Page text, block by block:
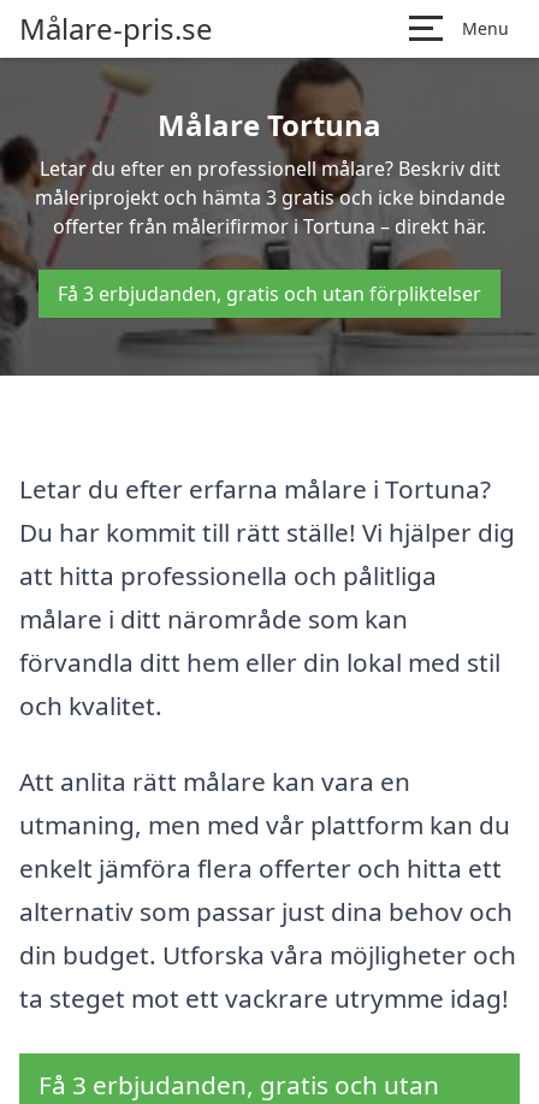
Målare-pris.se Menu
Målare Tortuna
Letar du efter en professionell målare? Beskriv ditt
måleriprojekt och hämta 3 gratis och icke bindande
offerter från målerifirmor i Tortuna – direkt här.
Få 3 erbjudanden, gratis och utan förpliktelser
Letar du efter erfarna målare i Tortuna?
Du har kommit till rätt ställe! Vi hjälper dig
att hitta professionella och pålitliga
målare i ditt närområde som kan
förvandla ditt hem eller din lokal med stil
och kvalitet.
Att anlita rätt målare kan vara en
utmaning, men med vår plattform kan du
enkelt jämföra flera offerter och hitta ett
alternativ som passar just dina behov och
din budget. Utforska våra möjligheter och
ta steget mot ett vackrare utrymme idag!
Få 3 erbjudanden, gratis och utan